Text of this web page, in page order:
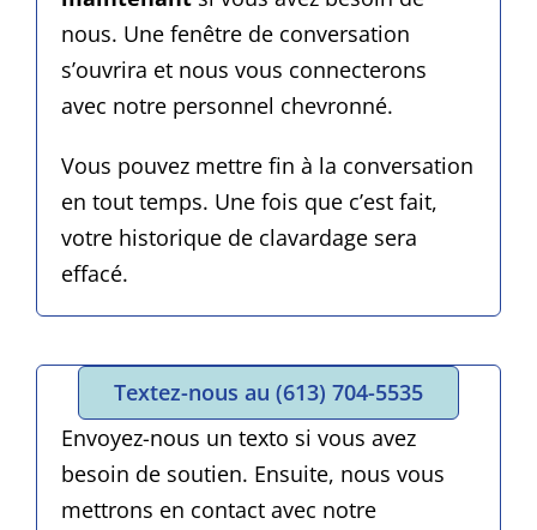
nous. Une fenêtre de conversation
s’ouvrira et nous vous connecterons
avec notre personnel chevronné.
Vous pouvez mettre fin à la conversation
en tout temps. Une fois que c’est fait,
votre historique de clavardage sera
effacé.
Textez-nous au (613) 704-5535
Envoyez-nous un texto si vous avez
besoin de soutien. Ensuite, nous vous
mettrons en contact avec notre